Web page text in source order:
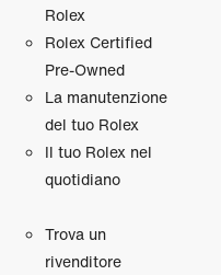
Rolex
Rolex Certified
Pre‑Owned
La manutenzione
del tuo Rolex
Il tuo Rolex nel
quotidiano
Trova un
rivenditore